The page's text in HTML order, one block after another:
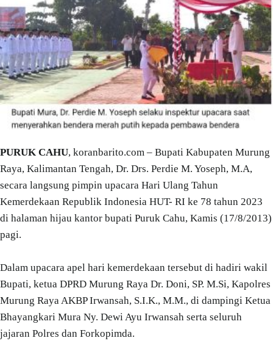
PURUK CAHU, koranbarito.com – Bupati Kabupaten Murung
Raya, Kalimantan Tengah, Dr. Drs. Perdie M. Yoseph, M.A,
secara langsung pimpin upacara Hari Ulang Tahun
Kemerdekaan Republik Indonesia HUT- RI ke 78 tahun 2023
di halaman hijau kantor bupati Puruk Cahu, Kamis (17/8/2013)
pagi.
Dalam upacara apel hari kemerdekaan tersebut di hadiri wakil
Bupati, ketua DPRD Murung Raya Dr. Doni, SP. M.Si, Kapolres
Murung Raya AKBP Irwansah, S.I.K., M.M., di dampingi Ketua
Bhayangkari Mura Ny. Dewi Ayu Irwansah serta seluruh
jajaran Polres dan Forkopimda.